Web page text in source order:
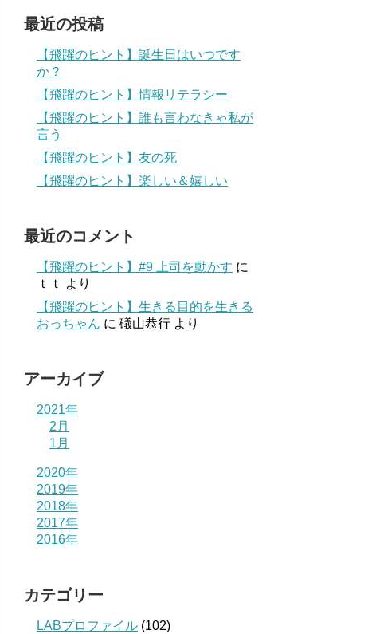
最近の投稿
【飛躍のヒント】誕生日はいつです
か？
【飛躍のヒント】情報リテラシー
【飛躍のヒント】誰も言わなきゃ私が
言う
【飛躍のヒント】友の死
【飛躍のヒント】楽しい＆嬉しい
最近のコメント
【飛躍のヒント】#9 上司を動かす に
ｔｔ
より
【飛躍のヒント】生きる目的を生きる
おっちゃん に 礒山恭行 より
アーカイブ
2021年
2月
1月
2020年
2019年
2018年
2017年
2016年
カテゴリー
LABプロファイル (102)